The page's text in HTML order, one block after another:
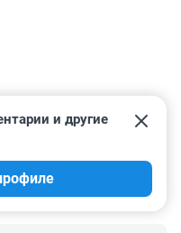
и другие